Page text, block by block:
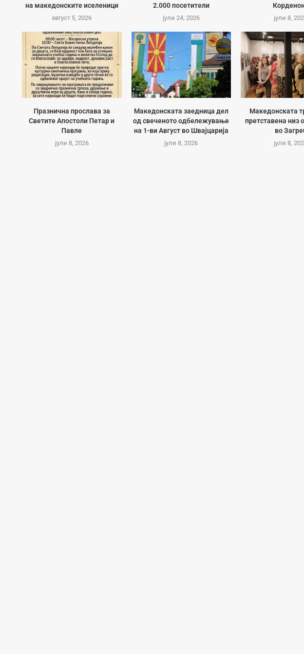
на македонските иселеници
август 5, 2026
2.000 посетители
јули 24, 2026 јули 8,
Празнична прослава за
Светите Апостоли Петар и
Павле
јули 8, 2026
Македонската заедница дел
од свеченото одбележување
на 1-ви Август во Швајцарија
јули 8, 2026
Македонската
претставена низ
во
јули 8,